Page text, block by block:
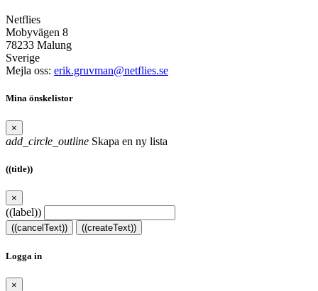
Netflies
Mobyvägen 8
78233 Malung
Sverige
Mejla oss: erik.gruvman@netflies.se
Mina önskelistor
×
add_circle_outline Skapa en ny lista
((title))
×
((label))
((cancelText)) ((createText))
Logga in
×